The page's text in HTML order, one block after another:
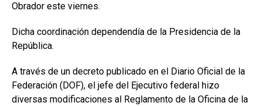
Obrador este viernes.
Dicha coordinación dependendía de la Presidencia de la
República.
A través de un decreto publicado en el Diario Oficial de la
Federación (DOF), el jefe del Ejecutivo federal hizo
diversas modificaciones al Reglamento de la Oficina de la